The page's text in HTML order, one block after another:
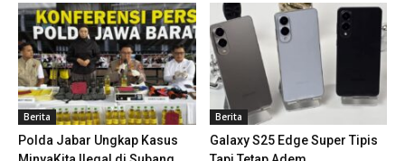
Berita
Polda Jabar Ungkap Kasus
Berita
Galaxy S25 Edge Super Tipis